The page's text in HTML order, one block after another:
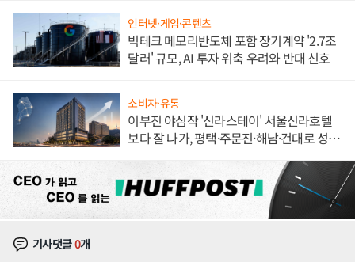
인터넷·게임·콘텐츠
빅테크 메모리반도체 포함 장기계약 '2.7조
달러' 규모, AI 투자 위축 우려와 반대 신호
소비자·유통
이부진 야심작 '신라스테이' 서울신라호텔
보다 잘 나가, 평택·주문진·해남·건대로 성
기사댓글0개